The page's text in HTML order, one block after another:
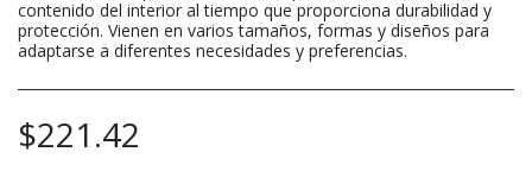
contenido del interior al tiempo que proporciona durabilidad y
protección. Vienen en varios tamaños, formas y diseños para
adaptarse a diferentes necesidades y preferencias.
$221.42